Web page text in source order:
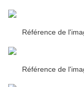
Référence de
Référence de